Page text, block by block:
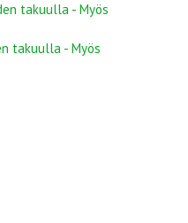
takuulla - Myös
takuulla - Myös